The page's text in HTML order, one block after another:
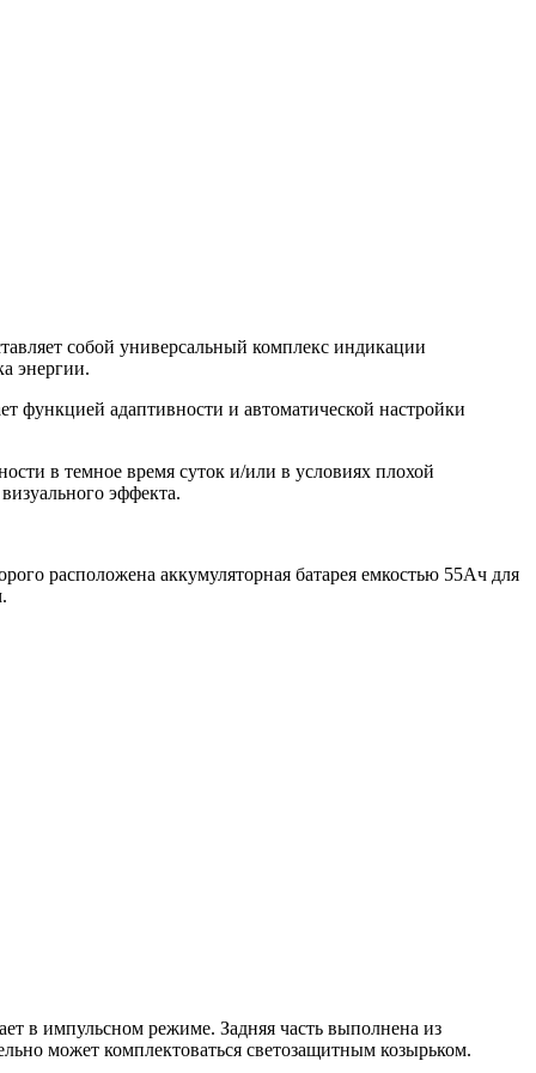
собой универсальный комплекс индикации
энергии.
функцией адаптивности и автоматической настройки
в темное время суток и/или в условиях плохой
эффекта.
расположена аккумуляторная батарея емкостью 55Ач для
в импульсном режиме. Задняя часть выполнена из
может комплектоваться светозащитным козырьком.